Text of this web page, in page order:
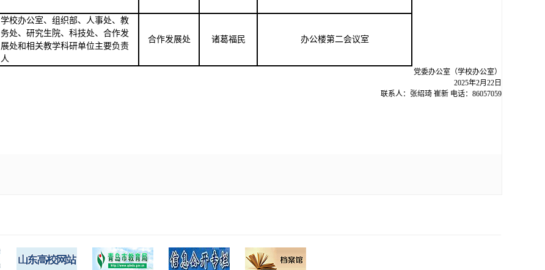
学校办公室、组织部、人事处、教
务处、研究生院、科技处、合作发
展处和相关教学科研单位主要负责
人
合作发展处 诸葛福民 办公楼第二会议室
党委办公室（学校办公室）
2025年2月 22 日
联系人：张绍琦 崔新 电话：86057059